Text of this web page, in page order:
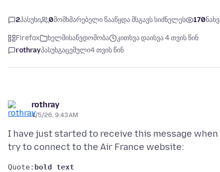
2პასუხი 0მომხმარებელი წააწყდა მსგავს სიძნელეს 170
Firefox ხელმისაწვდომობა
კითხვა დაისვა 4 თვის წინ
rothrayპასუხგაცემული4 თვის წინ
rothray
4/5/26, 9:43 AM
I have just started to receive this message when
Quote: bold text